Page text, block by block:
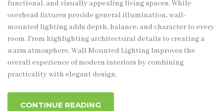
functional, and visually appealing living spaces. While
overhead fixtures provide general illumination, wall-
mounted lighting adds depth, balance, and character to every
room. From highlighting architectural details to creating a
warm atmosphere, Wall Mounted Lighting Improves the
overall experience of modern interiors by combining
practicality with elegant design.
CONTINUE READING